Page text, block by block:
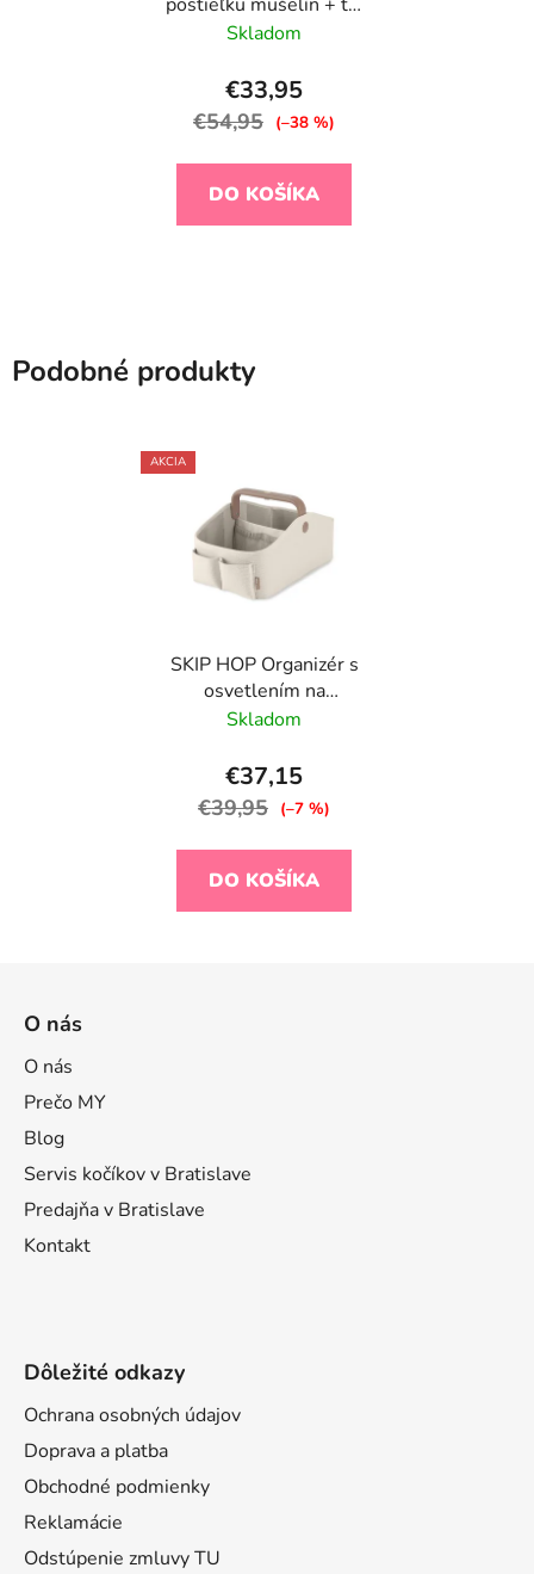
postieľku mušelín + tyl
Blue 240x300 cm
Skladom
€33,95
€54,95 (–38 %)
DO KOŠÍKA
Podobné produkty
AKCIA
SKIP HOP Organizér s
osvetlením na
hygienické potreby Oat
Skladom
€37,15
€39,95 (–7 %)
DO KOŠÍKA
O nás
O nás
Prečo MY
Blog
Servis kočíkov v Bratislave
Predajňa v Bratislave
Kontakt
Dôležité odkazy
Ochrana osobných údajov
Doprava a platba
Obchodné podmienky
Reklamácie
Odstúpenie zmluvy TU